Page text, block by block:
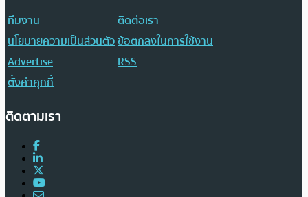
ทีมงาน
ติดต่อเรา
นโยบายความเป็นส่วนตัวข้อตกลงในการใช้งาน
Advertise
RSS
ตั้งค่าคุกกี้
ติดตามเรา